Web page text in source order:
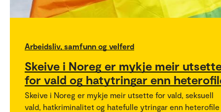
Arbeidsliv, samfunn og velferd
Skeive i Noreg er mykje meir
for vald og hatytringar enn
Skeive i Noreg er mykje meir utsette for vald, seksuell
vald, hatkriminalitet og hatefulle ytringar enn heterofile